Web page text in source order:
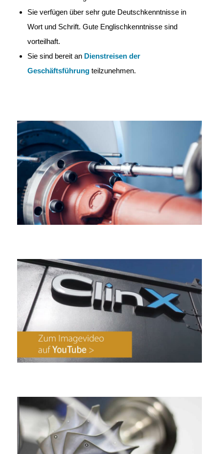
Sie verfügen über sehr gute Deutschkenntnisse in
Wort und Schrift. Gute Englischkenntnisse sind
vorteilhaft.
Sie sind bereit an Dienstreisen der
Geschäftsführungteilzunehmen.